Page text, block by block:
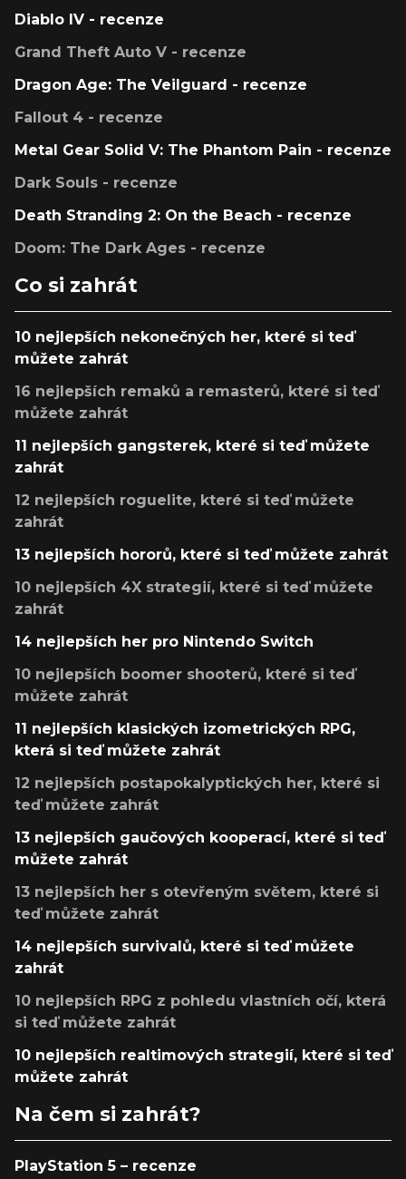
Diablo IV - recenze
Grand Theft Auto V - recenze
Dragon Age: The Veilguard - recenze
Fallout 4 - recenze
Metal Gear Solid V: The Phantom Pain - recenze
Dark Souls - recenze
Death Stranding 2: On the Beach - recenze
Doom: The Dark Ages - recenze
Co si zahrát
10 nejlepších nekonečných her, které si teď
můžete zahrát
16 nejlepších remaků a remasterů, které si teď
můžete zahrát
11 nejlepších gangsterek, které si teď můžete
zahrát
12 nejlepších roguelite, které si teď můžete
zahrát
13 nejlepších hororů, které si teď můžete zahrát
10 nejlepších 4X strategií, které si teď můžete
zahrát
14 nejlepších her pro Nintendo Switch
10 nejlepších boomer shooterů, které si teď
můžete zahrát
11 nejlepších klasických izometrických RPG,
která si teď můžete zahrát
12 nejlepších postapokalyptických her, které si
teď můžete zahrát
13 nejlepších gaučových kooperací, které si teď
můžete zahrát
13 nejlepších her s otevřeným světem, které si
teď můžete zahrát
14 nejlepších survivalů, které si teď můžete
zahrát
10 nejlepších RPG z pohledu vlastních očí, která
si teď můžete zahrát
10 nejlepších realtimových strategií, které si teď
můžete zahrát
Na čem si zahrát?
PlayStation 5 – recenze